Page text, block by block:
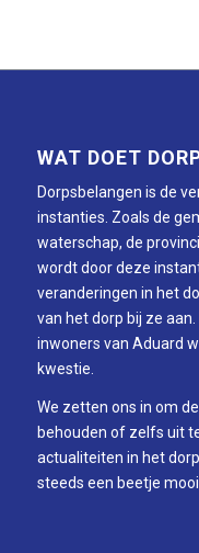
WAT DOET
Dorpsbelangen is de
instanties. Zoals de
waterschap, de
wordt door deze
veranderingen in het
van het dorp bij ze
inwoners van Aduard
kwestie.
We zetten ons in om
behouden of zelfs uit
actualiteiten in het
steeds een beetje